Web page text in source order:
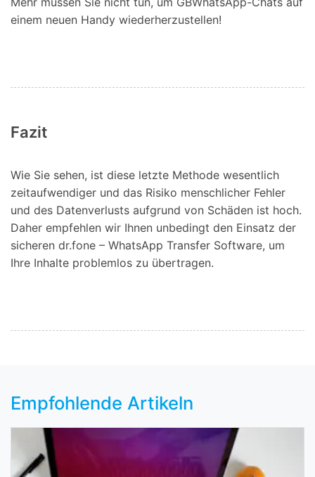
einem neuen Handy wiederherzustellen!
Fazit
Wie Sie sehen, ist diese letzte Methode wesentlich
zeitaufwendiger und das Risiko menschlicher Fehler
und des Datenverlusts aufgrund von Schäden ist hoch.
Daher empfehlen wir Ihnen unbedingt den Einsatz der
sicheren dr.fone – WhatsApp Transfer Software, um
Ihre Inhalte problemlos zu übertragen.
Empfohlende Artikeln